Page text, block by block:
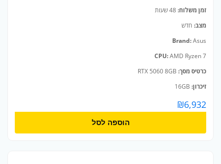
זמן משלוח:
מצב: חדש
Brand:Asus
CPU:AMD Ryzen 7
כרטיס מסך:
זיכרון:
₪6,932
הוספה לסל